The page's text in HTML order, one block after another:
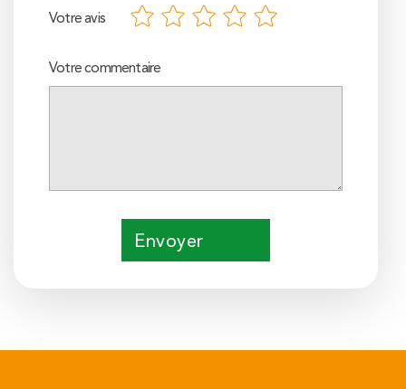
Votre avis
Votre commentaire
Envoyer